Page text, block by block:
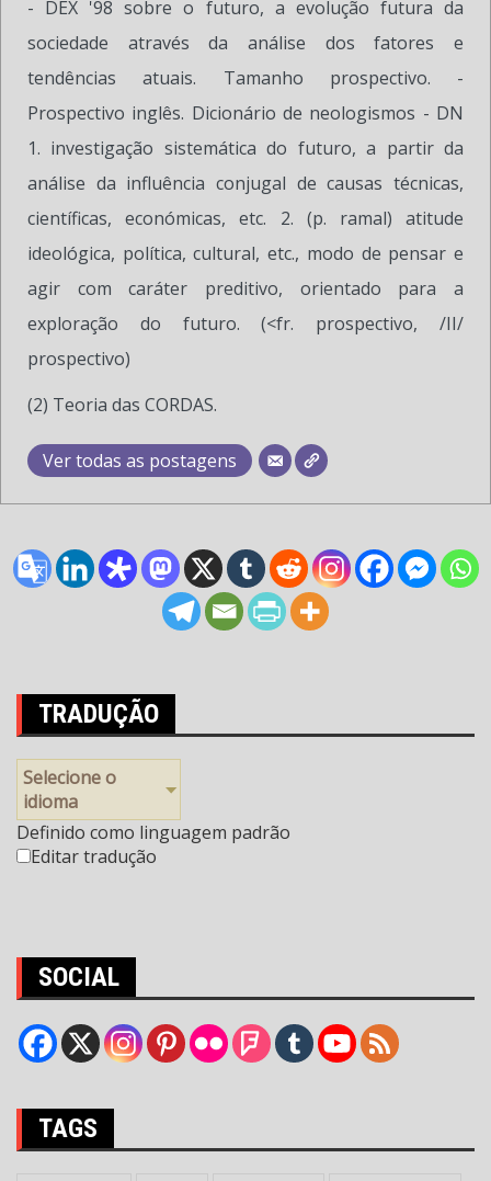
- DEX '98 sobre o futuro, a evolução futura da
sociedade através da análise dos fatores e
tendências atuais. Tamanho prospectivo. -
Prospectivo inglês. Dicionário de neologismos - DN
1. investigação sistemática do futuro, a partir da
análise da influência conjugal de causas técnicas,
científicas, económicas, etc. 2. (p. ramal) atitude
ideológica, política, cultural, etc., modo de pensar e
agir com caráter preditivo, orientado para a
exploração do futuro. (<fr. prospectivo, /II/
prospectivo)
(2) Teoria das CORDAS.
Ver todas as postagens
TRADUÇÃO
Selecione o
idioma
Definido como linguagem padrão
Editar tradução
SOCIAL
TAGS